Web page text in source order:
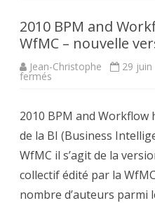
2010 BPM and
WfMC – nouvelle
Jean-Christophe 29 juin
fermés
Workflow
Handbook
–
WfMC
–
nouvelle
version
actualisée
2010 BPM and
de la BI (Business
WfMC il s’agit de la
collectif édité par la
nombre d’auteurs parmi